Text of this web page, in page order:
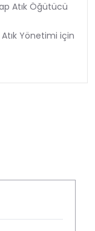
Atık Öğütücü
Yönetimi için